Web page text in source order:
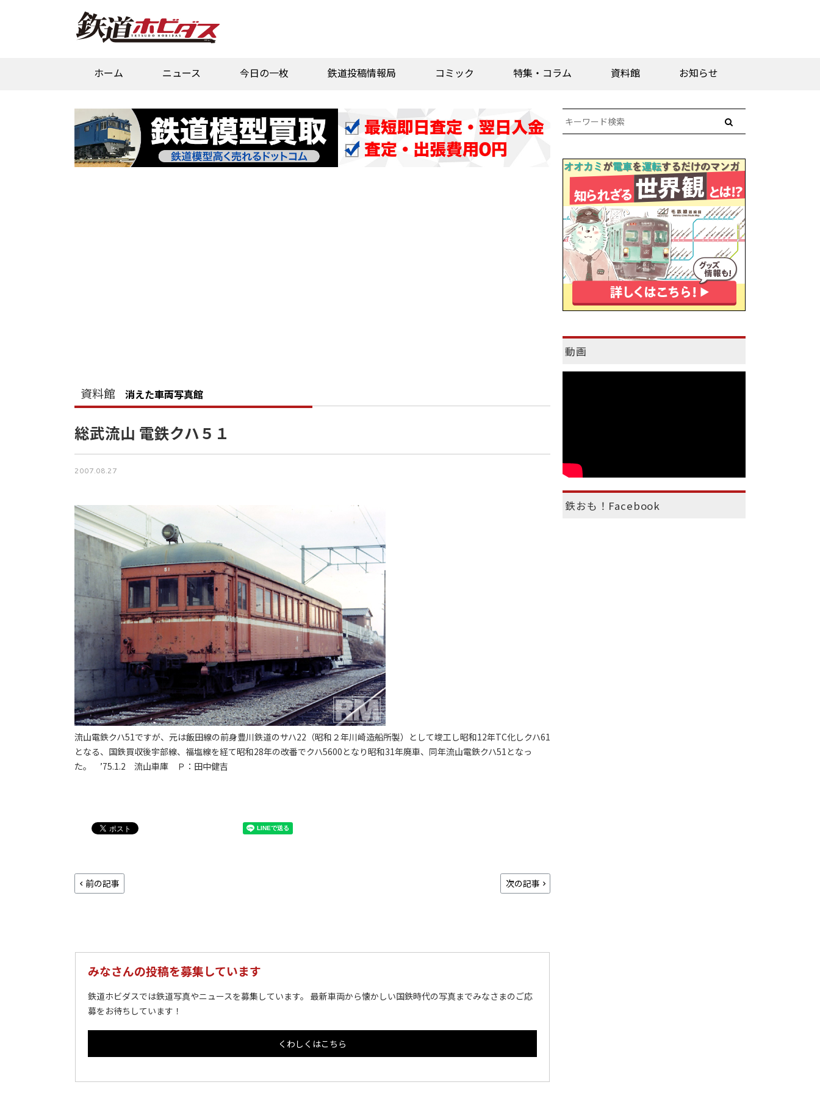
ホーム ニュース 今日の一枚 鉄道投稿情報局 コミック 特集・コラム 資料館 お知らせ
資料館 消えた車両写真館
総武流山 電鉄クハ５１
2007.08.27
流山電鉄クハ51ですが、元は飯田線の前身豊川鉄道のサハ22（昭和２年川崎造船所製）として竣工し昭和12年TC化しクハ61
となる、国鉄買収後宇部線、福塩線を経て昭和28年の改番でクハ5600となり昭和31年廃車、同年流山電鉄クハ51となっ
た。 ’75.1.2 流山車庫 Ｐ：田中健吉
前の記事 次の記事
みなさんの投稿を募集しています
鉄道ホビダスでは鉄道写真やニュースを募集しています。 最新車両から懐かしい国鉄時代の写真までみなさまのご応
募をお待ちしています！
くわしくはこちら
動画
鉄おも！Facebook